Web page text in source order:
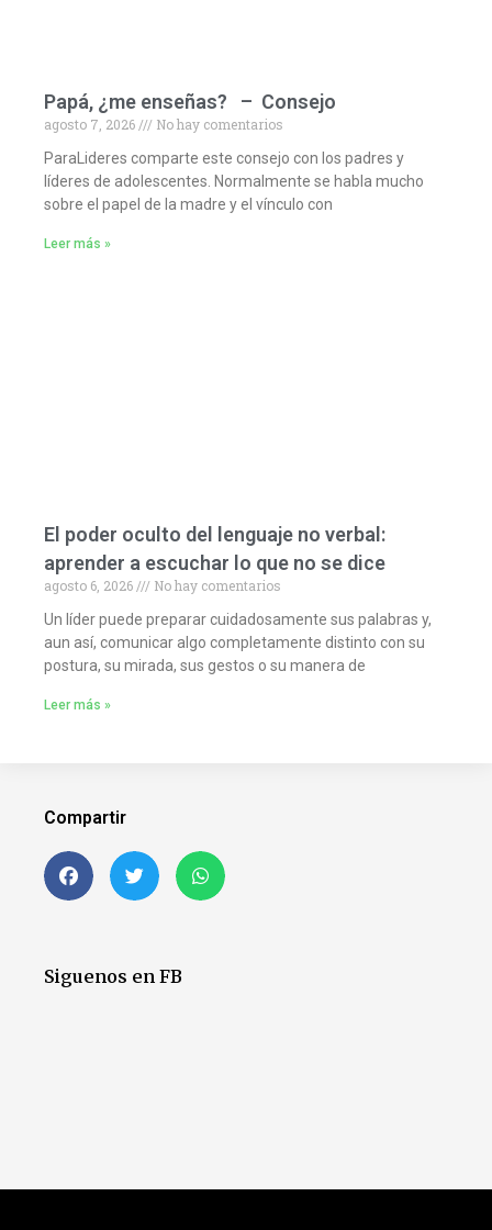
Papá, ¿me enseñas? – Consejo
agosto 7, 2026
No hay comentarios
ParaLideres comparte este consejo con los padres y
líderes de adolescentes. Normalmente se habla mucho
sobre el papel de la madre y el vínculo con
Leer más »
El poder oculto del lenguaje no verbal:
aprender a escuchar lo que no se dice
agosto 6, 2026
No hay comentarios
Un líder puede preparar cuidadosamente sus palabras y,
aun así, comunicar algo completamente distinto con su
postura, su mirada, sus gestos o su manera de
Leer más »
Compartir
Siguenos en FB